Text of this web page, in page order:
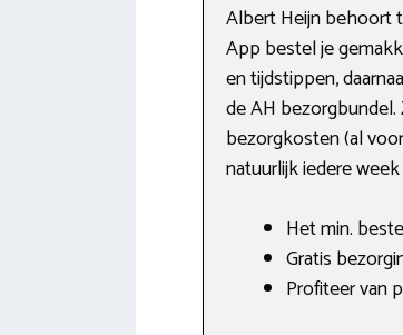
Albert Heijn behoort
App bestel je
en tijdstippen,
de AH
bezorgkosten (al
natuurlijk iedere
Het min.
Gratis
Profiteer van